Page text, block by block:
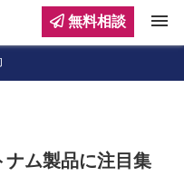
ナム製品に注目集
無料相談 menu